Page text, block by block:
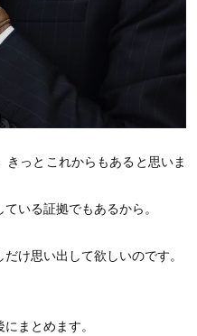
っとこれからもあると思いま
いる証拠でもあるから。
け思い出して欲しいのです。
まとめます。